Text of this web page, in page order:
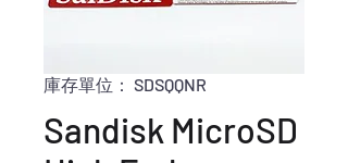
庫存單位： SDSQQNR
Sandisk MicroSD